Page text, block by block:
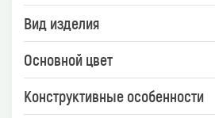
Вид изделия
Основной цвет
Конструктивные особенности